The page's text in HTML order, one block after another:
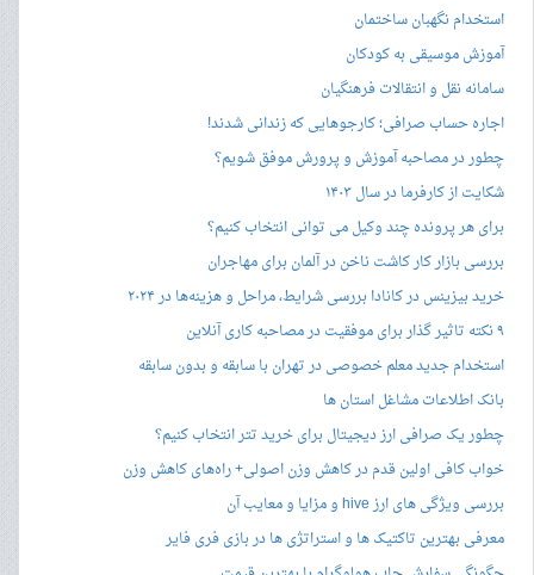
استخدام نگهبان ساختمان
آموزش موسیقی به کودکان
سامانه نقل و انتقالات فرهنگیان
اجاره حساب صرافی؛ کارجوهایی که زندانی شدند!
چطور در مصاحبه‌ آموزش و پرورش موفق شویم؟
شکایت از کارفرما در سال ۱۴۰۳
برای هر پرونده چند وکیل می توانی انتخاب کنیم؟
بررسی بازار کار کاشت ناخن در آلمان برای مهاجران
خرید بیزینس در کانادا بررسی شرایط، مراحل و هزینه‌ها در ۲۰۲۴
۹ نکته تاثیر گذار برای موفقیت در مصاحبه کاری آنلاین
استخدام جدید معلم خصوصی در تهران با سابقه و بدون سابقه
بانک اطلاعات مشاغل استان ها
چطور یک صرافی ارز دیجیتال برای خرید تتر انتخاب کنیم؟
خواب کافی اولین قدم در کاهش وزن اصولی+ راه‌های کاهش وزن
بررسی ویژگی های ارز hive و مزایا و معایب آن
معرفی بهترین تاکتیک ها و استراتژی ها در بازی فری فایر